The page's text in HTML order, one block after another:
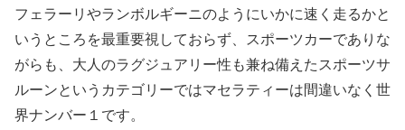
フェラーリやランボルギーニのようにいかに速く走るかと
いうところを最重要視しておらず、スポーツカーでありな
がらも、大人のラグジュアリー性も兼ね備えたスポーツサ
ルーンというカテゴリーではマセラティーは間違いなく世
界ナンバー１です。